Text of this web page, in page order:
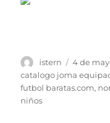
Autor
istern
el
4 de
catalogo joma
futbol baratas.com,
niños